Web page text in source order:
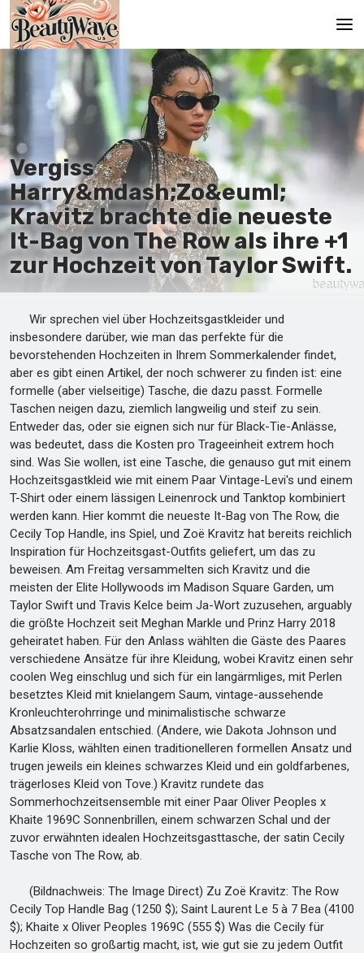
Hauptseite
Ru
It
De
Vergiss
Harry&mdash;Zo&euml;
Kravitz brachte die neueste
It-Bag von The Row als ihre +1
zur Hochzeit von Taylor Swift.
Wir sprechen viel über Hochzeitsgastkleider und
insbesondere darüber, wie man das perfekte für die
bevorstehenden Hochzeiten in Ihrem Sommerkalender findet,
aber es gibt einen Artikel, der noch schwerer zu finden ist: eine
formelle (aber vielseitige) Tasche, die dazu passt. Formelle
Taschen neigen dazu, ziemlich langweilig und steif zu sein.
Entweder das, oder sie eignen sich nur für Black-Tie-Anlässe,
was bedeutet, dass die Kosten pro Trageeinheit extrem hoch
sind. Was Sie wollen, ist eine Tasche, die genauso gut mit einem
Hochzeitsgastkleid wie mit einem Paar Vintage-Levi's und einem
T-Shirt oder einem lässigen Leinenrock und Tanktop kombiniert
werden kann. Hier kommt die neueste It-Bag von The Row, die
Cecily Top Handle, ins Spiel, und Zoë Kravitz hat bereits reichlich
Inspiration für Hochzeitsgast-Outfits geliefert, um das zu
beweisen. Am Freitag versammelten sich Kravitz und die
meisten der Elite Hollywoods im Madison Square Garden, um
Taylor Swift und Travis Kelce beim Ja-Wort zuzusehen, arguably
die größte Hochzeit seit Meghan Markle und Prinz Harry 2018
geheiratet haben. Für den Anlass wählten die Gäste des Paares
verschiedene Ansätze für ihre Kleidung, wobei Kravitz einen sehr
coolen Weg einschlug und sich für ein langärmliges, mit Perlen
besetztes Kleid mit knielangem Saum, vintage-aussehende
Kronleuchterohrringe und minimalistische schwarze
Absatzsandalen entschied. (Andere, wie Dakota Johnson und
Karlie Kloss, wählten einen traditionelleren formellen Ansatz und
trugen jeweils ein kleines schwarzes Kleid und ein goldfarbenes,
trägerloses Kleid von Tove.) Kravitz rundete das
Sommerhochzeitsensemble mit einer Paar Oliver Peoples x
Khaite 1969C Sonnenbrillen, einem schwarzen Schal und der
zuvor erwähnten idealen Hochzeitsgasttasche, der satin Cecily
Tasche von The Row, ab.
(Bildnachweis: The Image Direct) Zu Zoë Kravitz: The Row
Cecily Top Handle Bag (1250 $); Saint Laurent Le 5 à 7 Bea (4100
$); Khaite x Oliver Peoples 1969C (555 $) Was die Cecily für
Hochzeiten so großartig macht, ist, wie gut sie zu jedem Outfit